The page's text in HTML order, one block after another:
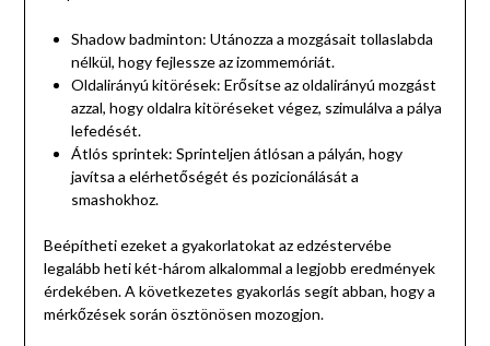
Shadow badminton: Utánozza a mozgásait tollaslabda
nélkül, hogy fejlessze az izommemóriát.
Oldalirányú kitörések: Erősítse az oldalirányú mozgást
azzal, hogy oldalra kitöréseket végez, szimulálva a pálya
lefedését.
Átlós sprintek: Sprinteljen átlósan a pályán, hogy
javítsa a elérhetőségét és pozicionálását a
smashokhoz.
Beépítheti ezeket a gyakorlatokat az edzéstervébe
legalább heti két-három alkalommal a legjobb eredmények
érdekében. A következetes gyakorlás segít abban, hogy a
mérkőzések során ösztönösen mozogjon.